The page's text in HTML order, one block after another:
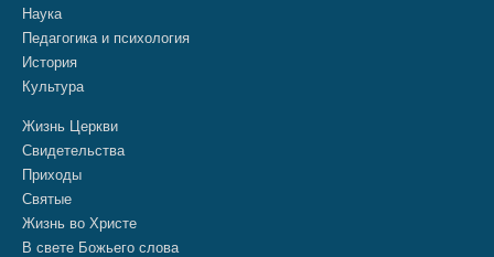
Наука
Педагогика и психология
История
Культура
Жизнь Церкви
Свидетельства
Приходы
Святые
Жизнь во Христе
В свете Божьего слова